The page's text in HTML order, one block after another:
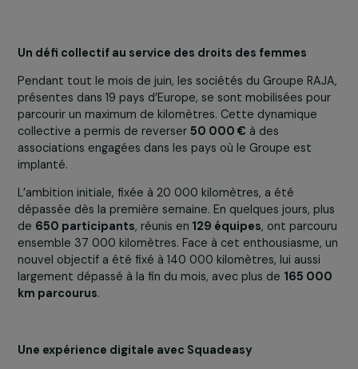
Un défi collectif au service des droits des femmes
Pendant tout le mois de juin, les sociétés du Groupe
présentes dans 19 pays d’Europe, se sont mobilisées
collective a permis de reverser50 000 € à des
associations engagées dans les pays où le Groupe est
implanté.
L’ambition initiale, fixée à 20 000 kilomètres, a été
dépassée dès la première semaine. En quelques jours,
de650 participants
nouvel objectif a été fixé à 140 000 kilomètres, lui aussi
largement dépassé à la fin du mois, avec plus de